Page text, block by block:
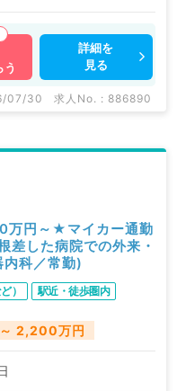
詳細を
見る
07/30 求人No. : 886890
万円～★マイカー通勤
した病院での外来・
科／常勤)
） 駅近・徒歩圏内
2,200万円